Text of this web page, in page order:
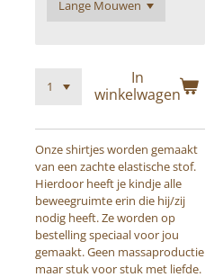
In
winkelwagen
Onze shirtjes worden gemaakt
van een zachte elastische stof.
Hierdoor heeft je kindje alle
beweegruimte erin die hij/zij
nodig heeft. Ze worden op
bestelling speciaal voor jou
gemaakt. Geen massaproductie
maar stuk voor stuk met liefde.